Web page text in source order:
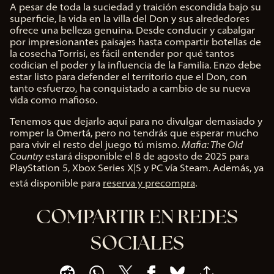
You
Tub
ey
la
tra
nsf
ere
a
de
dat
os a
los
ser
ore
s
A
c
c
e
p
t
&
P
a
y
Al
hac
en
jug
A pesar de toda la suciedad y traición escondida bajo su
superficie, la vida en la villa del Don y sus alrededores
ofrece una belleza genuina. Desde conducir y cabalgar
por impresionantes paisajes hasta compartir botellas de
la cosecha Torrisi, es fácil entender por qué tantos
codician el poder y la influencia de la Familia. Enzo debe
estar listo para defender el territorio que el Don, con
tanto esfuerzo, ha conquistado a cambio de su nueva
vida como mafioso.
Tenemos que dejarlo aquí para no divulgar demasiado y
romper la Omertá, pero no tendrás que esperar mucho
para vivir el resto del juego tú mismo. Mafia: The Old
Countryestará disponible el 8 de agosto de 2025 para
PlayStation 5, Xbox Series X|S y PC vía Steam. Además, ya
está disponible para reserva y precompra.
COMPARTIR EN REDES
SOCIALES